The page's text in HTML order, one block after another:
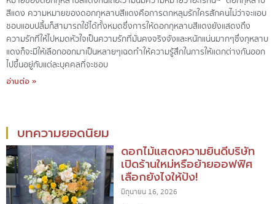
สีแดง ความหมายของดอกกุหลาบสีแดง คือ การตกหลุมรักใครสักคน ไม่ว่าจะแอบ
ชอบ แอบปลื้ม ก็สามารถใช้ได้ทั้งหมดซึ่งการให้ดอกกุหลาบสีแดงยังแสดงถึง
ความรักที่ให้ไปหมดหัวใจ เป็นความรักที่มั่นคง จริงจัง และหนักแน่นมาก ๆซึ่งกุหลาบ
แดงก็จะมีให้เลือกออกมาเป็นหลายๆ เฉด ทำให้ความรู้สึกในการให้แตกต่างกันออก
ไป ขึ้นอยู่กับแต่ละบุคคลที่จะชอบ
อ่านต่อ »
บทความยอดนิยม
ดอกไม้แสดงความยินดีบริษัท
เปิดร้านใหม่หรือย้ายออฟฟิศ
เลือกยังไงให้ปัง!
มิถุนายน 16, 2026